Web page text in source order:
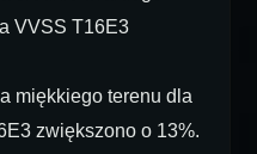
VVSS T16E3
miękkiego terenu dla
zwiększono o 13%.